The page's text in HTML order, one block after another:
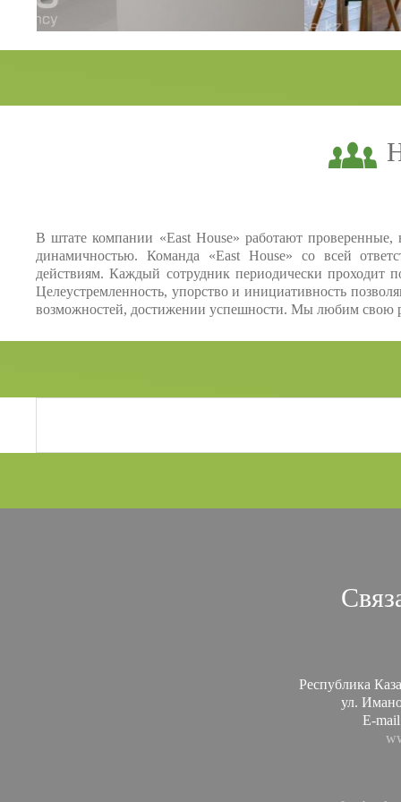
В штате компании «East House» работают
динамичностью. Команда «East House» со всей
действиям. Каждый сотрудник периодически
Целеустремленность, упорство и инициативность
возможностей, достижении успешности. Мы любим свою
Республика
ул.
E-